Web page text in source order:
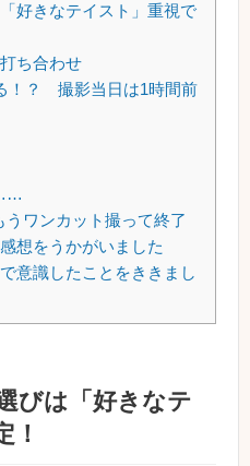
好きなテイスト」重視で
ち合わせ
！？ 撮影当日は1時間前
ワンカット撮って終了
想をうかがいました
意識したことをききまし
びは「好きなテ
！